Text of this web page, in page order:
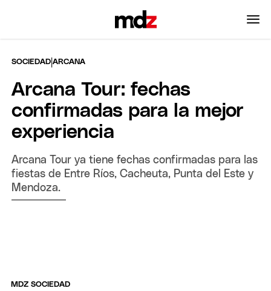
SOCIEDAD |ARCANA
Arcana Tour: fechas
confirmadas para la mejor
experiencia
Arcana Tour ya tiene fechas confirmadas para las
fiestas de Entre Ríos, Cacheuta, Punta del Este y
Mendoza.
MDZ SOCIEDAD